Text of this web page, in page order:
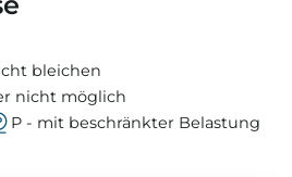
bleichen
nicht möglich
P - mit beschränkter Belastung